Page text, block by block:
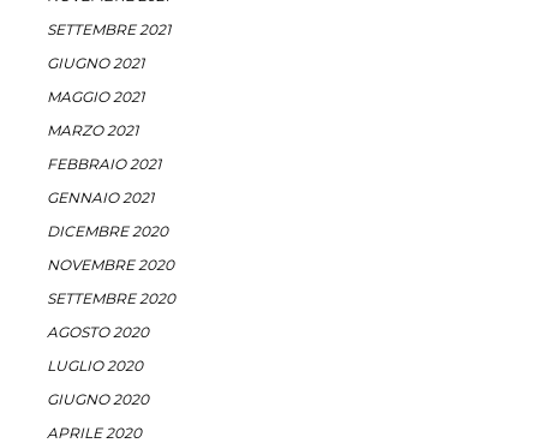
SETTEMBRE 2021
GIUGNO 2021
MAGGIO 2021
MARZO 2021
FEBBRAIO 2021
GENNAIO 2021
DICEMBRE 2020
NOVEMBRE 2020
SETTEMBRE 2020
AGOSTO 2020
LUGLIO 2020
GIUGNO 2020
APRILE 2020